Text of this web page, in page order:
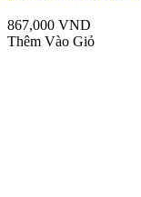
867,000 VND
Thêm Vào Giỏ